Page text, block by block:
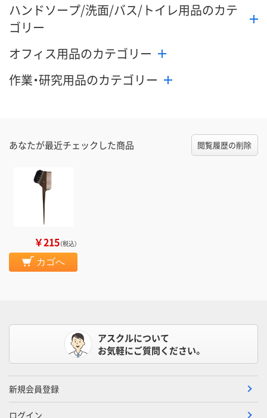
ハンドソープ/洗面/バス/トイレ用品のカテ
ゴリー
オフィス用品のカテゴリー
作業・研究用品のカテゴリー
あなたが最近チェックした商品 閲覧履歴の削除
￥215（税込）
カゴへ
アスクルについて
お気軽にご質問ください。
新規会員登録
ログイン